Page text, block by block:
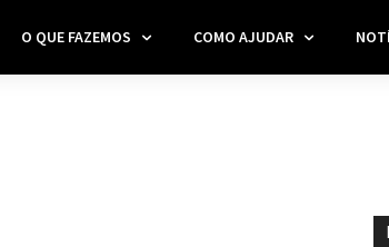
O QUE FAZEMOS COMO AJUDAR